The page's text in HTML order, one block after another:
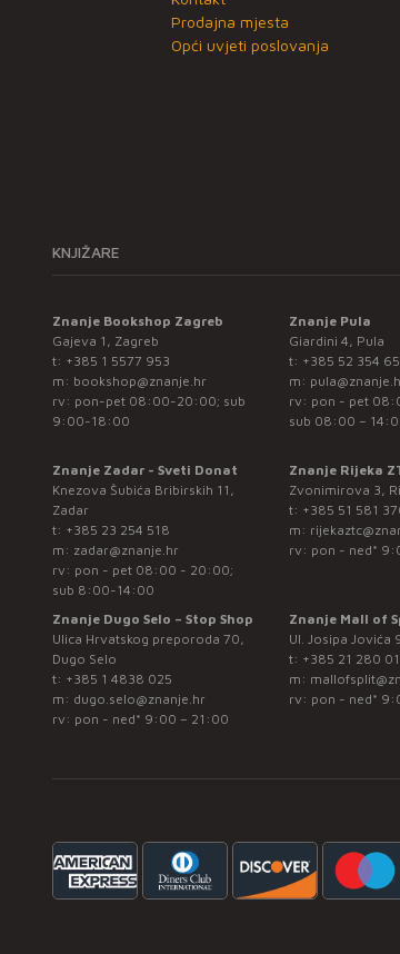
Prodajna mjesta
Opći uvjeti poslovanja
KNJIŽARE
Znanje Bookshop Zagreb
Gajeva 1, Zagreb
t: +385 1 5577 953
m: bookshop@znanje.hr
rv: pon-pet 08:00-20:00; sub
9:00-18:00
Znanje Pula
Giardini 4, Pula
t: +385 52 354
m:
rv: pon - pet
sub 08:00 –
Znanje Zadar - Sveti Donat
Knezova Šubića Bribirskih 11,
Zadar
t: +385 23 254 518
m: zadar@znanje.hr
rv: pon - pet 08:00 - 20:00;
sub 8:00-14:00
Znanje Rijeka
Zvonimirova 3,
t: +385 51 581
m:
rv: pon - ned*
Znanje Dugo Selo – Stop Shop
Ulica Hrvatskog preporoda 70,
Dugo Selo
t: +385 1 4838 025
m: dugo.selo@znanje.hr
rv: pon - ned* 9:00 – 21:00
Znanje Mall of
Ul. Josipa Jovića
t: +385 21 280
m:
rv: pon - ned*